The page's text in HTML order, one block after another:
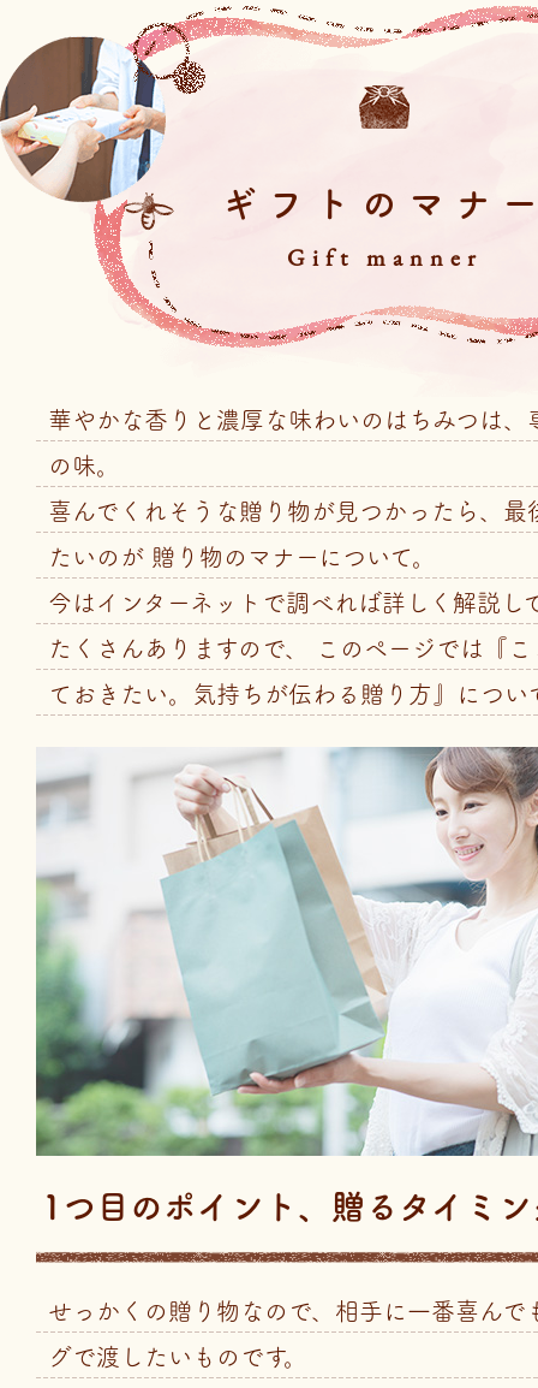
ギフトのマナ
Gift manner
華やかな香りと濃厚な味わいのはちみつは、
の味。
喜んでくれそうな贈り物が見つかったら、最
たいのが 贈り物のマナーについて。
今はインターネットで調べれば詳しく解説し
たくさんありますので、
このページでは『
ておきたい。気持ちが伝わる贈り方』につい
1つ目のポイント、贈るタイミン
せっかくの贈り物なので、相手に一番喜んで
グで渡したいものです。